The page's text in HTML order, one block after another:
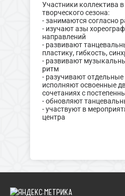
Участники коллектива в
творческого сезона:
- занимаются согласно
- изучают азы
направлений
- развивают
пластику, гибкость,
- развивают
ритм
- разучивают
исполняют освоенные
сочетаниях с
- обновляют
- участвуют в
центра